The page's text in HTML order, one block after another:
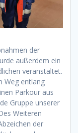
der
außerdem ein
veranstaltet.
Weg entlang
Parkour aus
Gruppe unserer
Weiteren
der